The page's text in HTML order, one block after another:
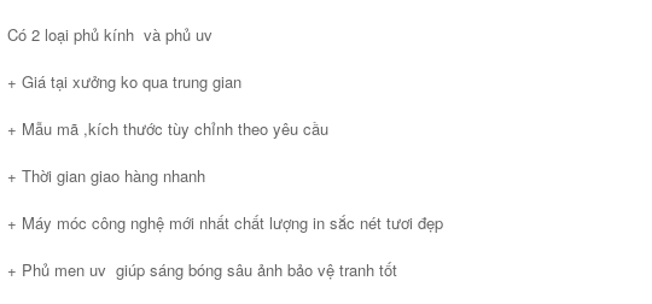
Có 2 loại phủ kính và phủ uv
+ Giá tại xưởng ko qua trung gian
+ Mẫu mã ,kích thước tùy chỉnh theo yêu cầu
+ Thời gian giao hàng nhanh
+ Máy móc công nghệ mới nhất chất lượng in sắc nét tươi đẹp
+ Phủ men uv giúp sáng bóng sâu ảnh bảo vệ tranh tốt